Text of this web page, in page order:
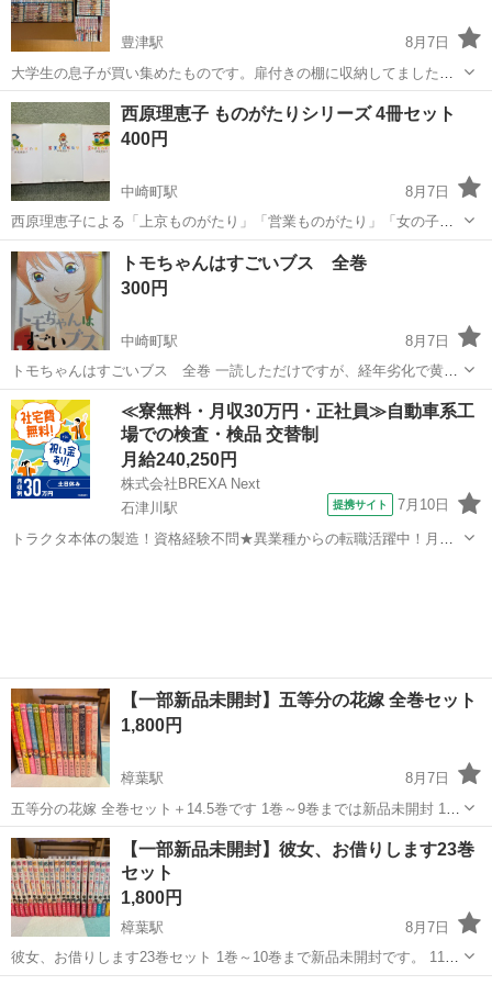
豊津駅
8月7日
大学生の息子が買い集めたものです。扉付きの棚に収納してましたの
で日焼けはありません。主観ですが、かなり綺麗だと思います。
大阪 吹田市 豊津駅 マンガ、コミック、アニメ
西原理恵子 ものがたりシリーズ 4冊セット
400円
中崎町駅
8月7日
西原理恵子による「上京ものがたり」「営業ものがたり」「女の子も
のがたり」「パーマネント野ばら」の計4冊セットです。 目立った傷
や汚れはありません。 - 著者: 西原理恵子 - タイトル: 上京ものがた
り、営業ものがたり、女...
大阪 大阪市 マンガ、コミック、アニメ
トモちゃんはすごいブス 全巻
300円
中崎町駅
8月7日
トモちゃんはすごいブス 全巻 一読しただけですが、経年劣化で黄ば
んでいます。 読めます。 北野整骨院まで取りに来てください。
https://maps.app.goo.gl/hyt35F9i3Y7v9bb39?g_st=ic
大阪 大阪市 中崎町駅 マンガ、コミック、アニメ
整骨院
≪寮無料・月収30万円・正社員≫自動車系工
場での検査・検品 交替制
月給240,250円
株式会社BREXA Next
石津川駅
提携サイト 7月10日
トラクタ本体の製造！資格経験不問★異業種からの転職活躍中！月収
【一部新品未開封】五等分の花嫁 全巻セット
1,800円
樟葉駅
8月7日
五等分の花嫁 全巻セット＋14.5巻です 1巻～9巻までは新品未開封 10
巻～14巻はは開封後すぐに透明ブックカバーをして保管しておりまし
た。 多少の日焼けはありますが、とても綺麗な状態です。
大阪 枚方市 樟葉駅 マンガ、コミック、アニメ セット
【一部新品未開封】彼女、お借りします23巻
セット
1,800円
樟葉駅
8月7日
彼女、お借りします23巻セット 1巻～10巻まで新品未開封です。 11
巻〜23巻までは開封後すぐに透明ブックカバーをして保管しておりま